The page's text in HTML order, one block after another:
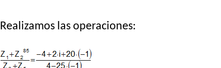
Realizamos las operaciones: